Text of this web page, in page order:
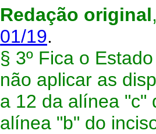
Redação original
01/19.
§ 3º Fica o
não aplicar as
a 12 da alínea "c"
alínea "b" do